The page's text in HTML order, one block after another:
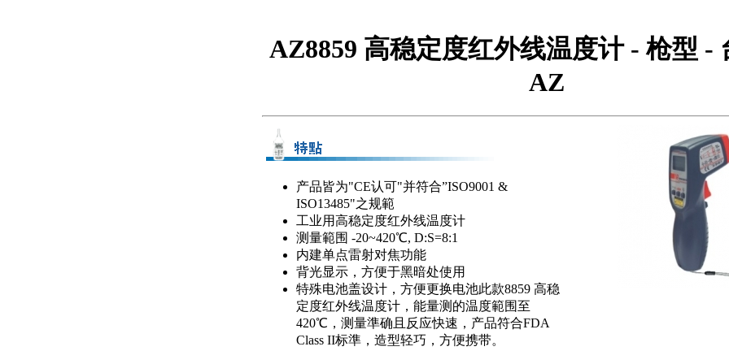
AZ8859 高稳定度红外线温度计 - 枪型 -
AZ
产品皆为"CE认可"并符合”ISO9001 &
ISO13485"之规範
工业用高稳定度红外线温度计
测量範围 -20~420℃, D:S=8:1
内建单点雷射对焦功能
背光显示，方便于黑暗处使用
特殊电池盖设计，方便更换电池此款8859 高稳
定度红外线温度计，能量测的温度範围至
420℃，测量準确且反应快速，产品符合FDA
Class II标準，造型轻巧，方便携带。